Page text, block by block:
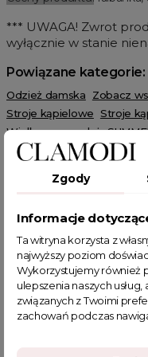
*** UWAGA! Zwrot
wyłącznie w stanie
Powiązane kategorie:
Odzież damska
Zobacz
Stroje kąpielowe Stroje
Wielka wyprzedaż
Figi do strojów kąpielowych
POWIĄZANE TAGI
kostium kąpielowy
dwucześciowy kostium
Zgody
Informacje
Ta witryna korzysta z
najwyższy poziom
Wykorzystujemy również
ulepszenia naszych
związanych z Twoimi
zachowań podczas